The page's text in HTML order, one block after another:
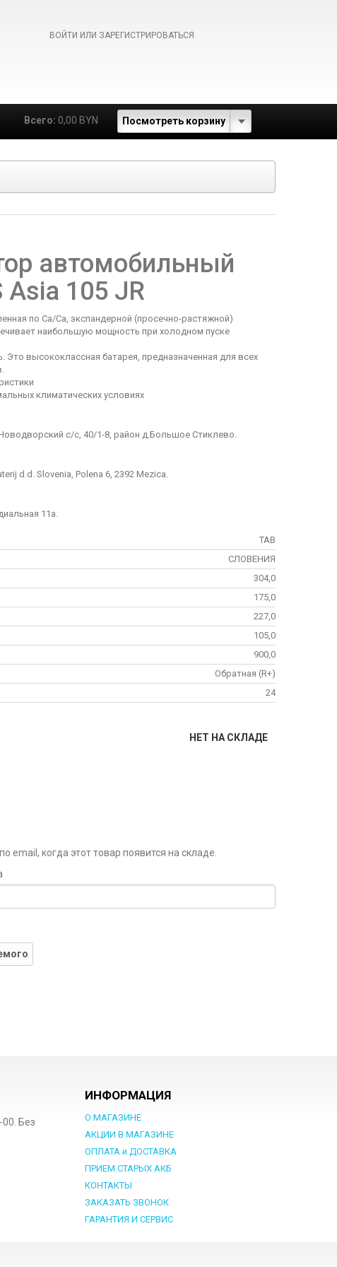
ВОЙТИ ИЛИ ЗАРЕГИСТРИРОВАТЬСЯ
Всего: 0,00 BYN Посмотреть корзину
автомобильный
Asia 105 JR
по Са/Са, экспандерной (просечно-растяжной)
наибольшую мощность при холодном пуске
высококлассная батарея, предназначенная для всех
климатических условиях
с/с, 40/1-8, район д.Большое Стиклево.
d.d. Slovenia, Polena 6, 2392 Mezica.
11а.
TAB
СЛОВЕНИЯ
304,0
175,0
227,0
105,0
900,0
Обратная (R+)
24
НЕТ НА СКЛАДЕ
email, когда этот товар появится на складе.
Без
ИНФОРМАЦИЯ
О МАГАЗИНЕ
АКЦИИ В МАГАЗИНЕ
ОПЛАТА и ДОСТАВКА
ПРИЕМ СТАРЫХ АКБ
КОНТАКТЫ
ЗАКАЗАТЬ ЗВОНОК
ГАРАНТИЯ И СЕРВИС